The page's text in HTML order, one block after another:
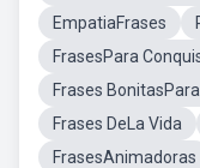
EmpatiaFrases
FrasesPara
Frases
Frases DeLa Vida
FrasesAnimadoras